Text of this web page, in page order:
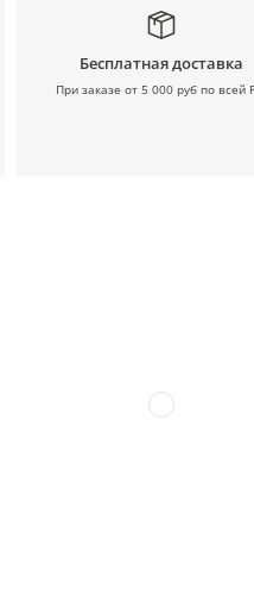
Бесплатная доставка
При заказе от 5 000 руб по всей